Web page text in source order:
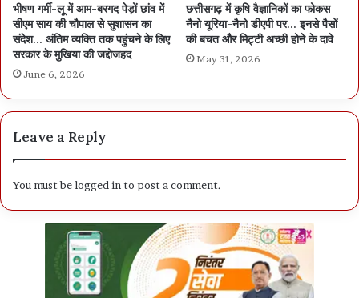
भीषण गर्मी-लू में आम-बरगद पेड़ों छांव में
सीएम साय की चौपाल से सुशासन का
संदेश… अंतिम व्यक्ति तक पहुंचने के लिए
सरकार के मुखिया की जद्दोजहद
June 6, 2026
छत्तीसगढ़ में कृषि वैज्ञानिकों का फोकस
नैनो यूरिया-नैनो डीएपी पर… इनसे पैसों
की बचत और मिट्टी अच्छी होने के दावे
May 31, 2026
Leave a Reply
You must belogged in to post a comment.